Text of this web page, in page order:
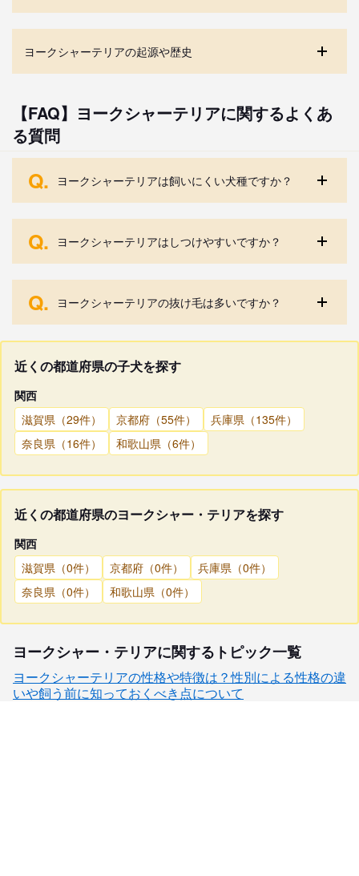
ヨークシャーテリアの起源や歴史
【FAQ】ヨークシャーテリアに関するよくあ
る質問
Q. ヨークシャーテリアは飼いにくい犬種ですか？
Q. ヨークシャーテリアはしつけやすいですか？
Q. ヨークシャーテリアの抜け毛は多いですか？
近くの都道府県の子犬を探す
関西
滋賀県（29件）
京都府（55件）
兵庫県（135件）
奈良県（16件）
和歌山県（6件）
近くの都道府県のヨークシャー・テリアを探す
関西
滋賀県（0件）
京都府（0件）
兵庫県（0件）
奈良県（0件）
和歌山県（0件）
ヨークシャー・テリアに関するトピック一覧
ヨークシャーテリアの性格や特徴は？性別による性格の違
いや飼う前に知っておくべき点について